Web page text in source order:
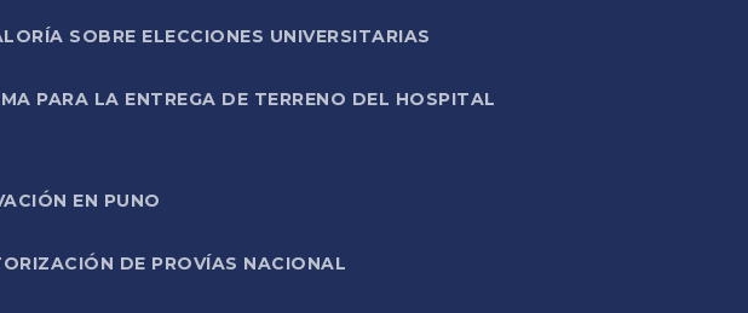
SOBRE ELECCIONES UNIVERSITARIAS
PARA LA ENTREGA DE TERRENO DEL HOSPITAL
EN PUNO
DE PROVÍAS NACIONAL